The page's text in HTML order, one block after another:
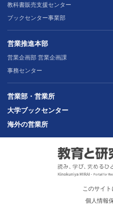
教科書販売支援センター
ブックセンター事業部
営業推進本部
営業企画部 営業企画課
事務センター
営業部・営業所
大学ブックセンター
海外の営業所
このサイ
個人情報